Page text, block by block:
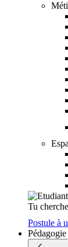
Tu
Postule à
Pédagogie